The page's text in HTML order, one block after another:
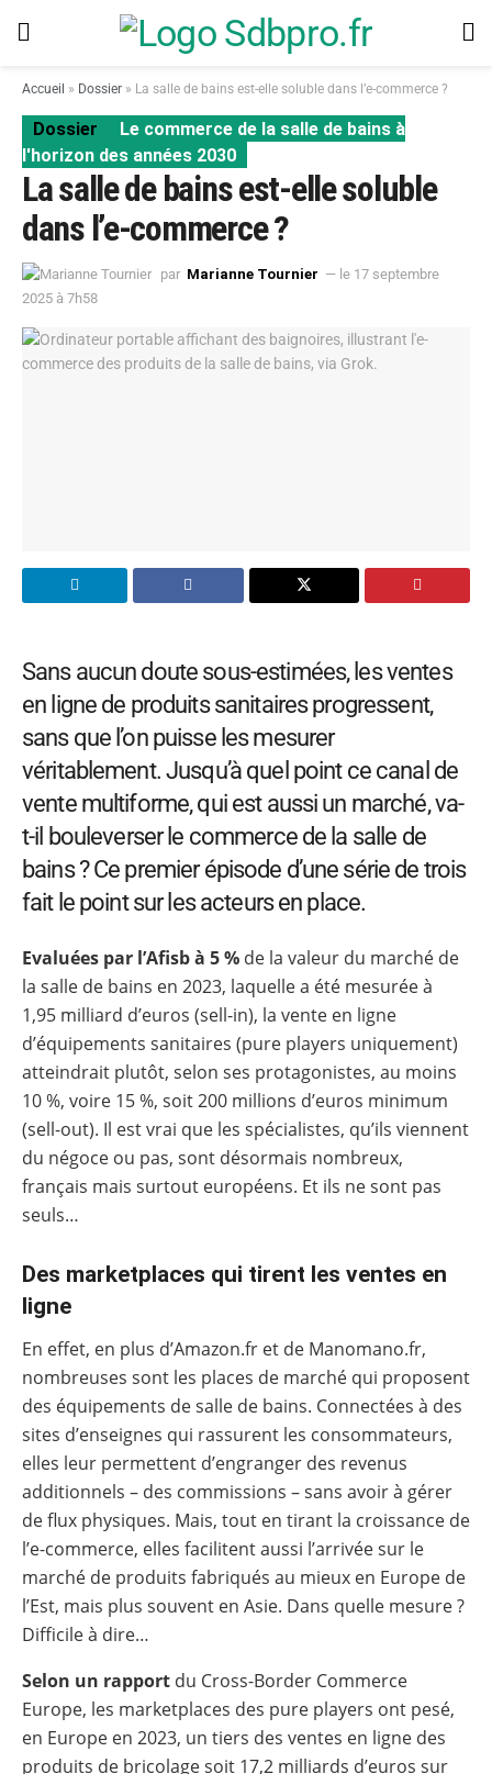
Accueil » Dossier » La salle de bains est-elle soluble dans l’e-commerce ?
Dossier
Le commerce de la salle de bains à
l'horizon des années 2030
La salle de bains est-elle soluble
dans l’e-commerce ?
par Marianne Tournier — le 17 septembre
2025 à 7h58
Sans aucun doute sous-estimées, les ventes
en ligne de produits sanitaires progressent,
sans que l’on puisse les mesurer
véritablement. Jusqu’à quel point ce canal de
vente multiforme, qui est aussi un marché, va-
t-il bouleverser le commerce de la salle de
bains ? Ce premier épisode d’une série de trois
fait le point sur les acteurs en place.
Evaluées par l’Afisb à 5 % de la valeur du marché de
la salle de bains en 2023, laquelle a été mesurée à
1,95 milliard d’euros (sell-in), la vente en ligne
d’équipements sanitaires (pure players uniquement)
atteindrait plutôt, selon ses protagonistes, au moins
10 %, voire 15 %, soit 200 millions d’euros minimum
(sell-out). Il est vrai que les spécialistes, qu’ils viennent
du négoce ou pas, sont désormais nombreux,
français mais surtout européens. Et ils ne sont pas
seuls…
Des marketplaces qui tirent les ventes en
ligne
En effet, en plus d’Amazon.fr et de Manomano.fr,
nombreuses sont les places de marché qui proposent
des équipements de salle de bains. Connectées à des
sites d’enseignes qui rassurent les consommateurs,
elles leur permettent d’engranger des revenus
additionnels – des commissions – sans avoir à gérer
de flux physiques. Mais, tout en tirant la croissance de
l’e-commerce, elles facilitent aussi l’arrivée sur le
marché de produits fabriqués au mieux en Europe de
l’Est, mais plus souvent en Asie. Dans quelle mesure ?
Difficile à dire…
Selon un rapport du Cross-Border Commerce
Europe, les marketplaces des pure players ont pesé,
en Europe en 2023, un tiers des ventes en ligne des
produits de bricolage soit 17,2 milliards d’euros sur